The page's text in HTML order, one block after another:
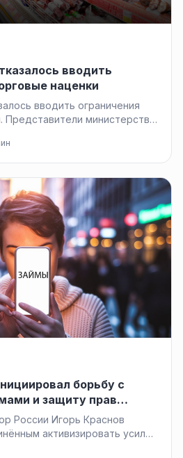
вводить
наценки
вводить ограничения
Представители министерства
заявили, что это
борьбу с
и защиту прав
России Игорь Краснов
активизировать усилия